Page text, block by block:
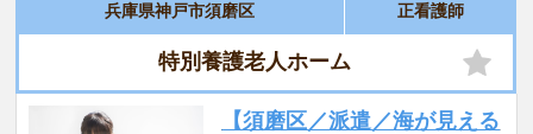
兵庫県神戸市須磨区 正看護師
特別養護老人ホーム
【須磨区／派遣／海が見える